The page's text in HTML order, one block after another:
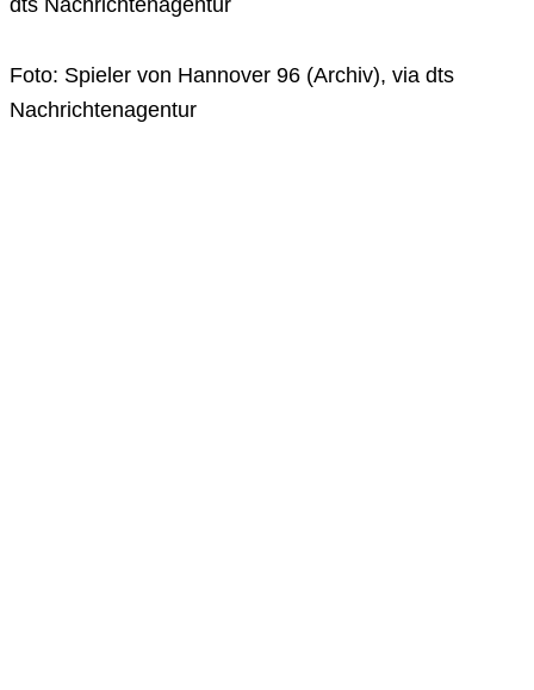
dts Nachrichtenagentur
Foto: Spieler von Hannover 96 (Archiv), via dts
Nachrichtenagentur